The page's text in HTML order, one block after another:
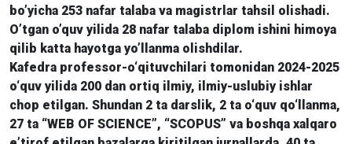
bo’yicha 253 nafar talaba va magistrlar tahsil olishadi.
O’tgan o’quv yilida 28 nafar talaba diplom ishini himoya
qilib katta hayotga yo’llanma olishdilar.
Kafedra professor-o‘qituvchilari tomonidan 2024-2025
o‘quv yilida 200 dan ortiq ilmiy, ilmiy-uslubiy ishlar
chop etilgan. Shundan 2 ta darslik, 2 ta o‘quv qo‘llanma,
27 ta “WEB OF SCIENCE”, “SCOPUS” va boshqa xalqaro